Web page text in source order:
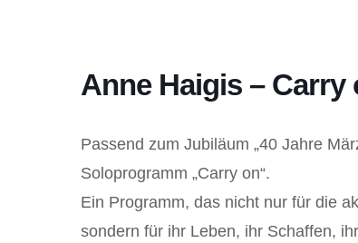
Anne Haigis –
Passend zum Jubiläum „40 Jahre
Soloprogramm „Carry on“.
Ein Programm, das nicht nur für die
sondern für ihr Leben, ihr Schaffen,